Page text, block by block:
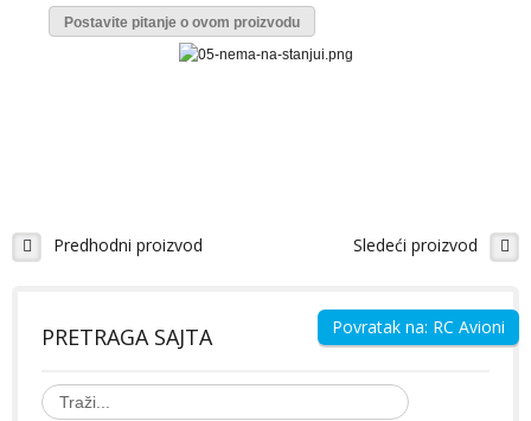
Galerija Slika
Galerija Slika
Ribolovački brodovi
Postavite pitanje o ovom proizvodu
Predhodni proizvod Sledeći proizvod
Povratak na: RC Avioni
PRETRAGA SAJTA